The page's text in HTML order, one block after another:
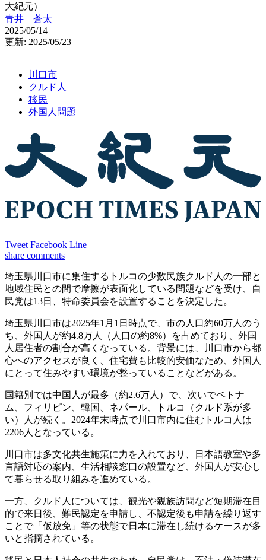
大紀元）
青井 蒼太
2025/05/14
更新: 2025/05/23
川口市
クルド人
移民
外国人問題
Tweet Facebook Line
share comments
埼玉県川口市に集住するトルコの少数民族クルド人の一部と
地域住民との間で摩擦が表面化している問題などを受け、自
民党は13日、特命委員会を設置することを決定した。
埼玉県川口市は2025年1月1日時点で、市の人口約60万人のう
ち、外国人が約4.8万人（人口の約8%）を占めており、外国
人居住者の割合が高くなっている。背景には、川口市から都
心へのアクセスが良く、住宅費も比較的安価なため、外国人
にとって住みやすい環境が整っていることなどがある。
国籍別では中国人が最多（約2.6万人）で、次いでベトナ
ム、フィリピン、韓国、ネパール、トルコ（クルド系が多
い）人が続く。2024年末時点で川口市内に住むトルコ人は
2206人となっている。
川口市は多文化共生施策に力を入れており、日本語教室や多
言語対応の案内、生活相談窓口の設置など、外国人が安心し
て暮らせる取り組みを進めている。
一方、クルド人については、観光や親族訪問など短期滞在目
的で来日後、難民認定を申請し、不認定後も申請を繰り返す
ことで「仮放免」等の状態で日本に滞在し続けるケースが多
いと指摘されている。